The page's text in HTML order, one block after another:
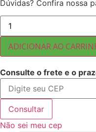
Dúvidas? Confira nossa
ALHO
AREIA
16/26
25
KG
quantidade
ADICIONAR AO
Consulte o frete e o
Consultar
Não sei meu cep